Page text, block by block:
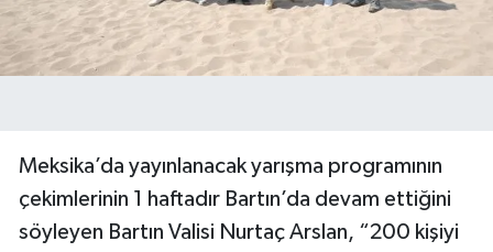
Meksika’da yayınlanacak yarışma programının
çekimlerinin 1 haftadır Bartın’da devam ettiğini
söyleyen Bartın Valisi Nurtaç Arslan, “200 kişiyi